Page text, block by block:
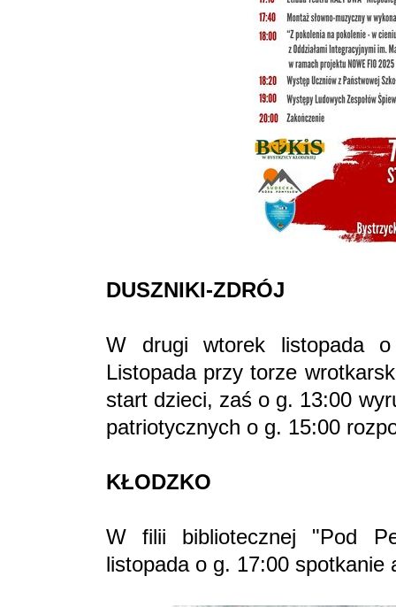
DUSZNIKI-ZDRÓJ
W drugi wtorek listopada
Listopada przy torze
start dzieci, zaś o g. 13:00
patriotycznych o g. 15:00
KŁODZKO
W filii bibliotecznej "Pod
listopada o g. 17:00 spotkanie